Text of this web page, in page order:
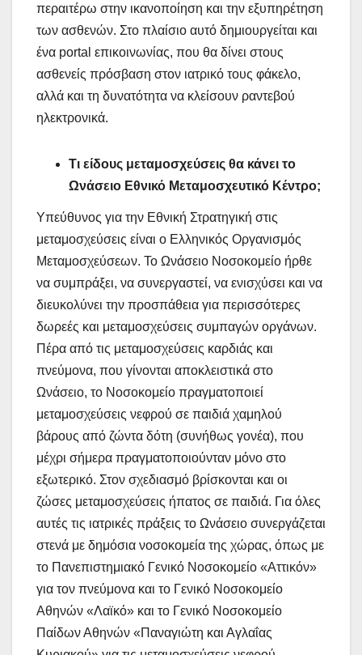
περαιτέρω στην ικανοποίηση και την εξυπηρέτηση
των ασθενών. Στο πλαίσιο αυτό δημιουργείται και
ένα portal επικοινωνίας, που θα δίνει στους
ασθενείς πρόσβαση στον ιατρικό τους φάκελο,
αλλά και τη δυνατότητα να κλείσουν ραντεβού
ηλεκτρονικά.
Τι είδους μεταμοσχεύσεις θα κάνει το
Ωνάσειο Εθνικό Μεταμοσχευτικό Κέντρο;
Υπεύθυνος για την Εθνική Στρατηγική στις
μεταμοσχεύσεις είναι ο Ελληνικός Οργανισμός
Μεταμοσχεύσεων. Το Ωνάσειο Νοσοκομείο ήρθε
να συμπράξει, να συνεργαστεί, να ενισχύσει και να
διευκολύνει την προσπάθεια για περισσότερες
δωρεές και μεταμοσχεύσεις συμπαγών οργάνων.
Πέρα από τις μεταμοσχεύσεις καρδιάς και
πνεύμονα, που γίνονται αποκλειστικά στο
Ωνάσειο, το Νοσοκομείο πραγματοποιεί
μεταμοσχεύσεις νεφρού σε παιδιά χαμηλού
βάρους από ζώντα δότη (συνήθως γονέα), που
μέχρι σήμερα πραγματοποιούνταν μόνο στο
εξωτερικό. Στον σχεδιασμό βρίσκονται και οι
ζώσες μεταμοσχεύσεις ήπατος σε παιδιά. Για όλες
αυτές τις ιατρικές πράξεις το Ωνάσειο συνεργάζεται
στενά με δημόσια νοσοκομεία της χώρας, όπως με
το Πανεπιστημιακό Γενικό Νοσοκομείο «Αττικόν»
για τον πνεύμονα και το Γενικό Νοσοκομείο
Αθηνών «Λαϊκό» και το Γενικό Νοσοκομείο
Παίδων Αθηνών «Παναγιώτη και Αγλαΐας